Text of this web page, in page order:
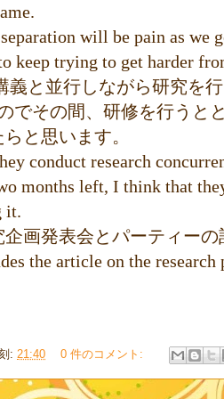
will be pain as we
keep trying to get harder
義と並行しながら研究を
でその間、研修を行うと
と思います。
conduct research
months left, I think that
it.
企画発表会とパーティー
the article on the
: 21:40 0 件のコメント: